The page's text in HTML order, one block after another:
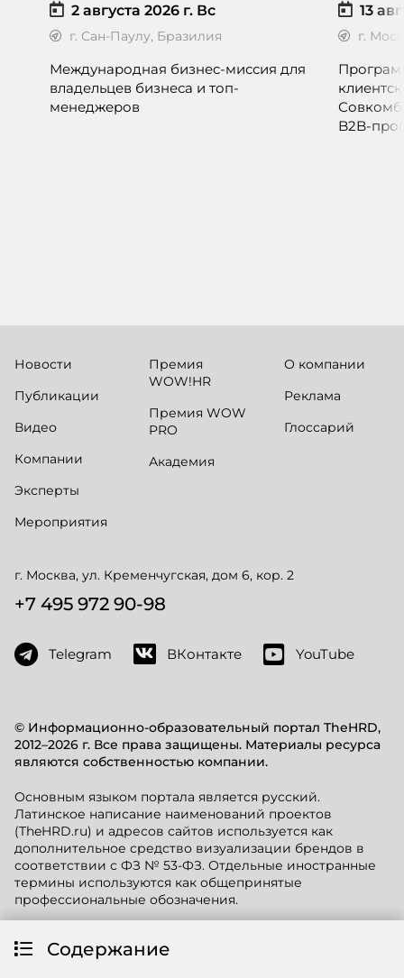
Содержание
2 августа 2026 г. Вс
г. Сан-Паулу, Бразилия
Международная бизнес-миссия для
владельцев бизнеса и топ-
менеджеров
13
г.
B2B-
© Информационно-образовательный портал TheHRD,
2012–2026 г. Все права защищены. Материалы ресурса
являются собственностью компании.
Основным языком портала является русский.
Латинское написание наименований проектов
(TheHRD.ru) и адресов сайтов используется как
дополнительное средство визуализации брендов в
соответствии с ФЗ № 53-ФЗ. Отдельные иностранные
термины используются как общепринятые
профессиональные обозначения.
на сторонних ресурсах возможно при однозначном
Новости
Публикации
Видео
Компании
Эксперты
Мероприятия
Премия
WOW!HR
Премия WOW
PRO
Академия
О компании
Реклама
Глоссарий
г. Москва, ул. Кременчугская, дом 6, кор. 2
+7 495 972 90-98
Telegram ВКонтакте YouTube